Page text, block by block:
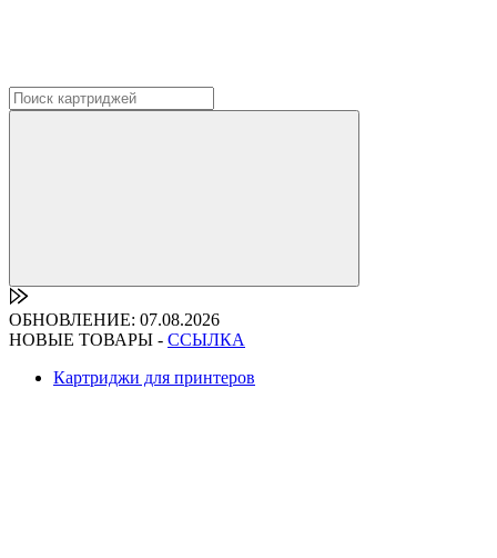
ОБНОВЛЕНИЕ: 07.08.2026
НОВЫЕ ТОВАРЫ - ССЫЛКА
Картриджи для принтеров